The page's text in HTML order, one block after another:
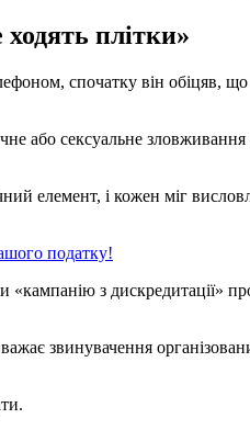
плітки»
спочатку він
або сексуальне
елемент, і кожен міг
податку!
«кампанію з
звинувачення